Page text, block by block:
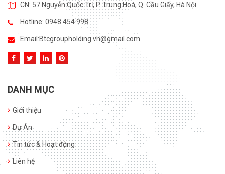
CN: 57 Nguyễn Quốc Trị, P. Trung Hoà, Q. Cầu Giấy, Hà Nội
Hotline: 0948 454 998
Email:Btcgroupholding.vn@gmail.com
DANH MỤC
Giới thiệu
Dự Án
Tin tức & Hoạt động
Liên hệ